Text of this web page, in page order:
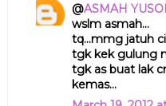
@ASMAH
wslm asmah...
tq...mmg jatuh
tgk kek gulung
tgk as buat lak
kemas...